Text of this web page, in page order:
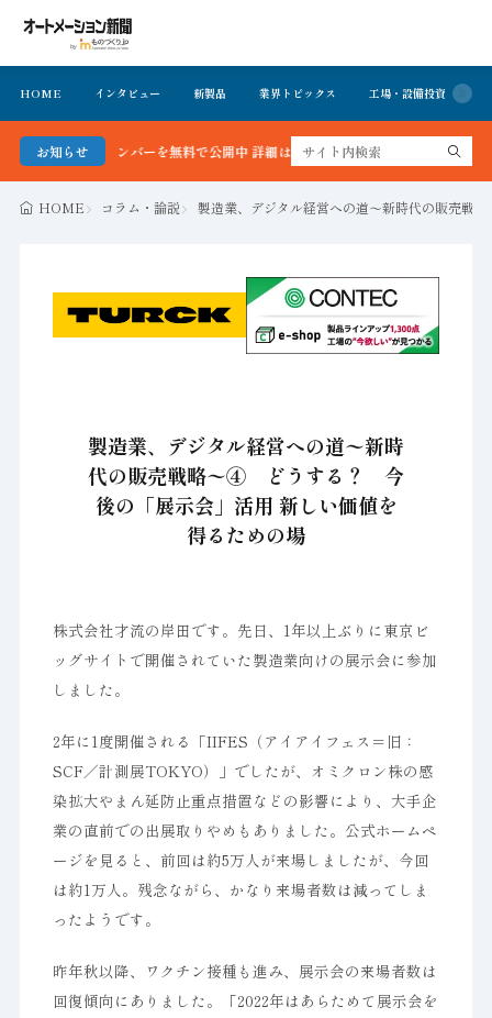
HOME インタビュー 新製品 業界トピックス 工場・設備投資
お知らせ
ナンバーを無料で公開中 詳細はこちら
HOME コラム・論説 製造業、デジタル経営への道〜新時代の販売
製造業、デジタル経営への道〜新時
代の販売戦略〜④ どうする？ 今
後の「展示会」活用 新しい価値を
得るための場
株式会社才流の岸田です。先日、1年以上ぶりに東京ビ
ッグサイトで開催されていた製造業向けの展示会に参加
しました。
2年に1度開催される「IIFES（アイアイフェス＝旧：
SCF／計測展TOKYO）」でしたが、オミクロン株の感
染拡大やまん延防止重点措置などの影響により、大手企
業の直前での出展取りやめもありました。公式ホームペ
ージを見ると、前回は約5万人が来場しましたが、今回
は約1万人。残念ながら、かなり来場者数は減ってしま
ったようです。
昨年秋以降、ワクチン接種も進み、展示会の来場者数は
回復傾向にありました。「2022年はあらためて展示会を